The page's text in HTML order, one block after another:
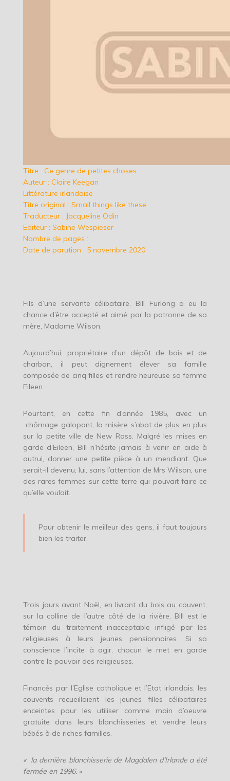
Titre : Ce genre de petites choses
Auteur : Claire Keegan
Littérature irlandaise
Titre original : Small things like these
Traducteur : Jacqueline Odin
Editeur : Sabine Wespieser
Nombre de pages :
Date de parution : 5 novembre 2020
Fils d’une servante célibataire, Bill Furlong a eu la
chance d’être accepté et aimé par la patronne de sa
mère, Madame Wilson.
Aujourd’hui, propriétaire d’un dépôt de bois et de
charbon, il peut dignement élever sa famille
composée de cinq filles et rendre heureuse sa femme
Eileen.
Pourtant, en cette fin d’année 1985, avec un
chômage galopant, la misère s’abat de plus en plus
sur la petite ville de New Ross. Malgré les mises en
garde d’Eileen, Bill n’hésite jamais à venir en aide à
autrui, donner une petite pièce à un mendiant. Que
serait-il devenu, lui, sans l’attention de Mrs Wilson, une
des rares femmes sur cette terre qui pouvait faire ce
qu’elle voulait.
Pour obtenir le meilleur des gens, il faut toujours
bien les traiter.
Trois jours avant Noël, en livrant du bois au couvent,
sur la colline de l’autre côté de la rivière, Bill est le
témoin du traitement inacceptable infligé par les
religieuses à leurs jeunes pensionnaires. Si sa
conscience l’incite à agir, chacun le met en garde
contre le pouvoir des religieuses.
Financés par l’Eglise catholique et l’Etat irlandais, les
couvents recueillaient les jeunes filles célibataires
enceintes pour les utiliser comme main d’oeuvre
gratuite dans leurs blanchisseries et vendre leurs
bébés à de riches familles.
« la dernière blanchisserie de Magdalen d’Irlande a été
fermée en 1996.»